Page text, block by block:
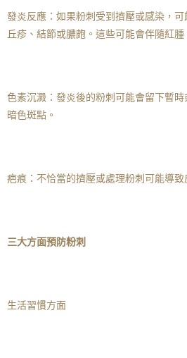
發炎反應：如果粉刺受到擠壓或感染，
丘疹、結節或膿皰。這些可能會伴隨紅腫
色素沉澱：發炎後的粉刺可能會留下暫
暗色斑點。
疤痕：不恰當的擠壓或處理粉刺可能導致
三大方面預防粉刺
生活習慣方面